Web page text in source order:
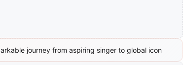
journey from aspiring singer to global icon.